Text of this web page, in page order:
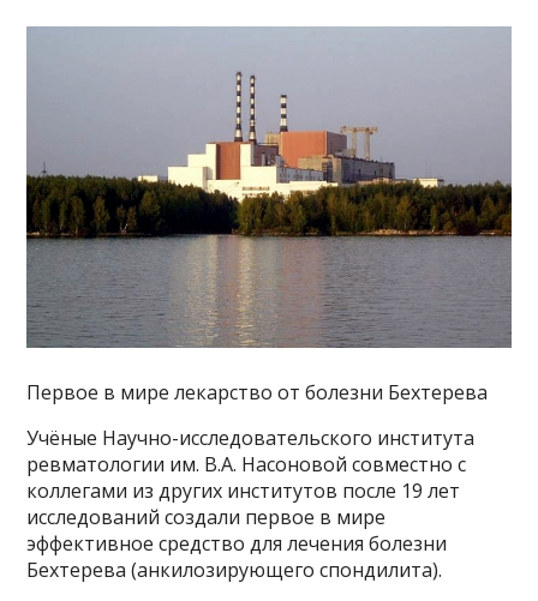
Первое в мире лекарство от болезни Бехтерева
Учёные Научно-исследовательского института
ревматологии им. В.А. Насоновой совместно с
коллегами из других институтов после 19 лет
исследований создали первое в мире
эффективное средство для лечения болезни
Бехтерева (анкилозирующего спондилита).